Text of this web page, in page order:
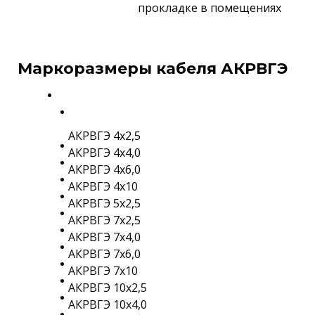
прокладке в помещениях
Маркоразмеры кабеля АКРВГЭ
АКРВГЭ 4х2,5
АКРВГЭ 4х4,0
АКРВГЭ 4х6,0
АКРВГЭ 4х10
АКРВГЭ 5х2,5
АКРВГЭ 7х2,5
АКРВГЭ 7х4,0
АКРВГЭ 7х6,0
АКРВГЭ 7х10
АКРВГЭ 10х2,5
АКРВГЭ 10х4,0